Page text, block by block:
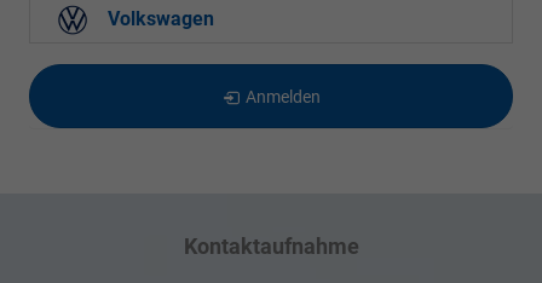
Volkswagen
Anmelden
Kontaktaufnahme